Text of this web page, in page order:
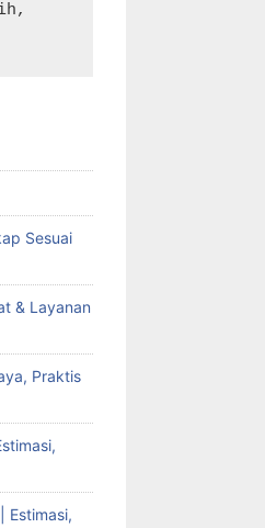
Sesuai
& Layanan
Praktis
Estimasi,